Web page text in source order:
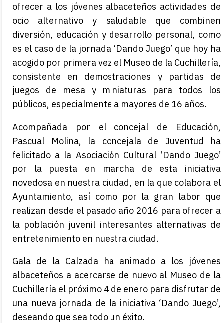
ofrecer a los jóvenes albaceteños actividades de
ocio alternativo y saludable que combinen
diversión, educación y desarrollo personal, como
es el caso de la jornada ‘Dando Juego’ que hoy ha
acogido por primera vez el Museo de la Cuchillería,
consistente en demostraciones y partidas de
juegos de mesa y miniaturas para todos los
públicos, especialmente a mayores de 16 años.
Acompañada por el concejal de Educación,
Pascual Molina, la concejala de Juventud ha
felicitado a la Asociación Cultural ‘Dando Juego’
por la puesta en marcha de esta iniciativa
novedosa en nuestra ciudad, en la que colabora el
Ayuntamiento, así como por la gran labor que
realizan desde el pasado año 2016 para ofrecer a
la población juvenil interesantes alternativas de
entretenimiento en nuestra ciudad.
Gala de la Calzada ha animado a los jóvenes
albaceteños a acercarse de nuevo al Museo de la
Cuchillería el próximo 4 de enero para disfrutar de
una nueva jornada de la iniciativa ‘Dando Juego’,
deseando que sea todo un éxito.